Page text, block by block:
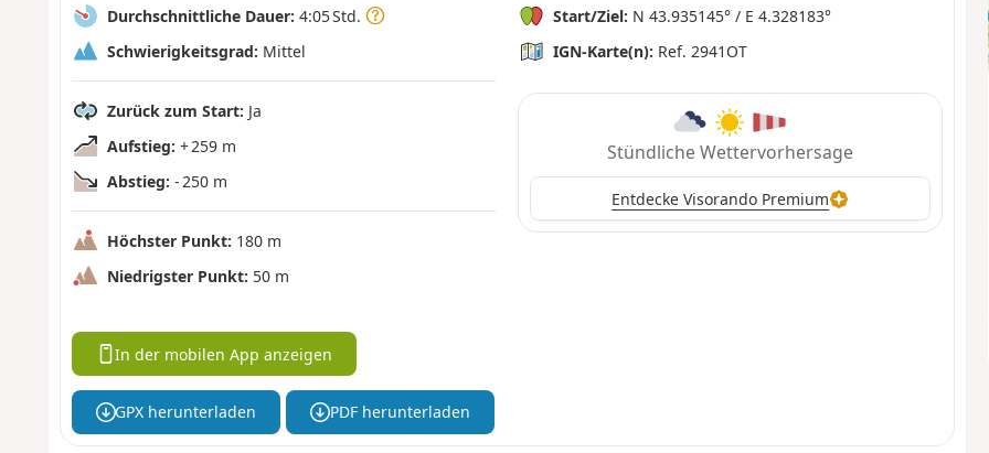
Durchschnittliche Dauer: 4:05 Std.
Schwierigkeitsgrad: Mittel
Zurück zum Start: Ja
Aufstieg: + 259 m
Abstieg: - 250 m
Höchster Punkt: 180 m
Niedrigster Punkt: 50 m
Start/Ziel: N 43.935145° / E 4.328183°
IGN-Karte(n): Ref. 2941OT
Stündliche Wettervorhersage
Entdecke Visorando Premium
In der mobilen App anzeigen
GPX herunterladen PDF herunterladen